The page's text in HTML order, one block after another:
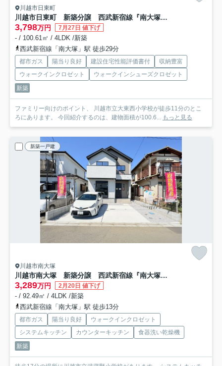
川越市日東町
川越市日東町 新築分譲 西武新宿線『南大塚駅』徒歩29分 【大東西小学区】
3,798万円 7月27日 値下げ
- / 100.61㎡ / 4LDK /新築
西武新宿線「南大塚」駅 徒歩29分
都市ガス 陽当り良好 建設住宅性能評価書付
収納豊富
ウォークインクロゼット
ウォークインシューズクロゼット
新築
ファミリー向けのポイント、 川越市立大東西小学校が徒歩11分のとこ
ろにあります。 今回紹介するのは、建物面積が100.6...
もっと見る
新築一戸建
川越市南大塚
川越市南大塚 新築分譲 西武新宿線『南大塚駅』徒歩13分 【武蔵野小学区】
3,289万円 2月20日 値下げ
- / 92.49㎡ / 4LDK /新築
西武新宿線「南大塚」駅 徒歩13分
都市ガス 陽当り良好
ウォークインクロゼット
システムキッチン
カウンターキッチン
食器洗い乾燥機
新築